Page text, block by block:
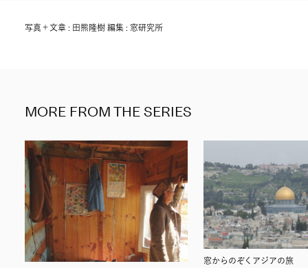
写真＋文章 : 田熊隆樹 編集 : 窓研究所
MORE FROM THE SERIES
窓からのぞくアジアの旅